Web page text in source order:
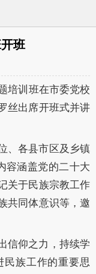
班
培训班在市委党校
丝出席开班式并讲
、各县市区及乡镇
容涵盖党的二十大
关于民族宗教工作
共同体意识等，邀
信仰之力，持续学
民族工作的重要思